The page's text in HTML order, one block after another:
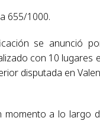
655/1000.
se anunció
con 10 lugares
disputada en
a lo largo